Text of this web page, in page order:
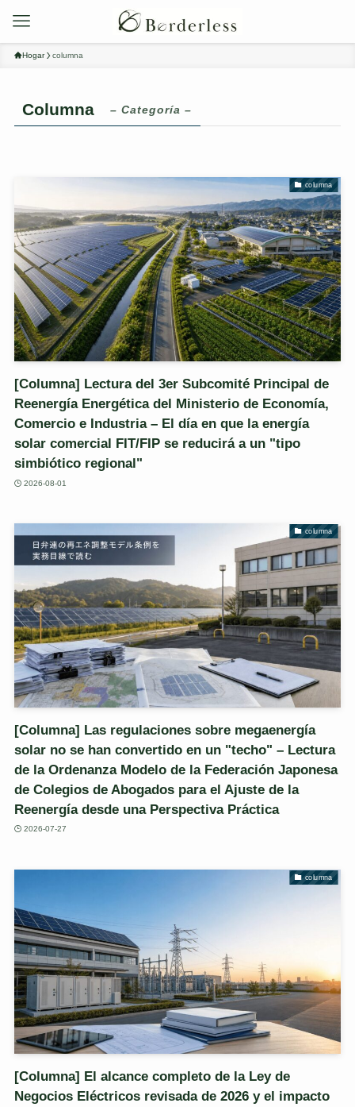
Hogar columna
Columna – Categoría –
columna
[Columna] Lectura del 3er Subcomité Principal de
Reenergía Energética del Ministerio de Economía,
Comercio e Industria – El día en que la energía
solar comercial FIT/FIP se reducirá a un "tipo
simbiótico regional"
2026-08-01
columna
[Columna] Las regulaciones sobre megaenergía
solar no se han convertido en un "techo" – Lectura
de la Ordenanza Modelo de la Federación Japonesa
de Colegios de Abogados para el Ajuste de la
Reenergía desde una Perspectiva Práctica
2026-07-27
columna
[Columna] El alcance completo de la Ley de
Negocios Eléctricos revisada de 2026 y el impacto